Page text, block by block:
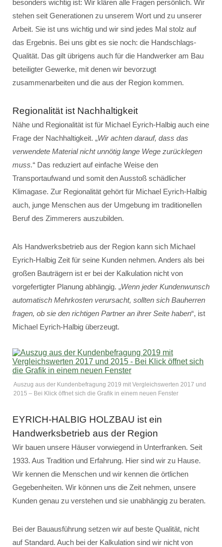
besonders wichtig ist: Wir klären alle Fragen persönlich. Wir
stehen seit Generationen zu unserem Wort und zu unserer
Arbeit. Sie ist uns wichtig und wir sind jedes Mal stolz auf
das Ergebnis. Bei uns gibt es sie noch: die Handschlags-
Qualität. Das gilt übrigens auch für die Handwerker am Bau
beteiligter Gewerke, mit denen wir bevorzugt
zusammenarbeiten und die aus der Region kommen.
Regionalität ist Nachhaltigkeit
Nähe und Regionalität ist für Michael Eyrich-Halbig auch eine
Frage der Nachhaltigkeit. „Wir achten darauf, dass das
verwendete Material nicht unnötig lange Wege zurücklegen
muss.“ Das reduziert auf einfache Weise den
Transportaufwand und somit den Ausstoß schädlicher
Klimagase. Zur Regionalität gehört für Michael Eyrich-Halbig
auch, junge Menschen aus der Umgebung im traditionellen
Beruf des Zimmerers auszubilden.
Als Handwerksbetrieb aus der Region kann sich Michael
Eyrich-Halbig Zeit für seine Kunden nehmen. Anders als bei
großen Bauträgern ist er bei der Kalkulation nicht von
vorgefertigter Planung abhängig. „Wenn jeder Kundenwunsch
automatisch Mehrkosten verursacht, sollten sich Bauherren
fragen, ob sie den richtigen Partner an ihrer Seite haben“, ist
Michael Eyrich-Halbig überzeugt.
Auszug aus der Kundenbefragung 2019 mit Vergleichswerten 2017 und
2015 – Bei Klick öffnet sich die Grafik in einem neuen Fenster
EYRICH-HALBIG HOLZBAU ist ein
Handwerksbetrieb aus der Region
Wir bauen unsere Häuser vorwiegend in Unterfranken. Seit
1933. Aus Tradition und Erfahrung. Hier sind wir zu Hause.
Wir kennen die Menschen und wir kennen die örtlichen
Gegebenheiten. Wir können uns die Zeit nehmen, unsere
Kunden genau zu verstehen und sie unabhängig zu beraten.
Bei der Bauausführung setzen wir auf beste Qualität, nicht
auf Standard. Auch bei der Kalkulation sind wir nicht von